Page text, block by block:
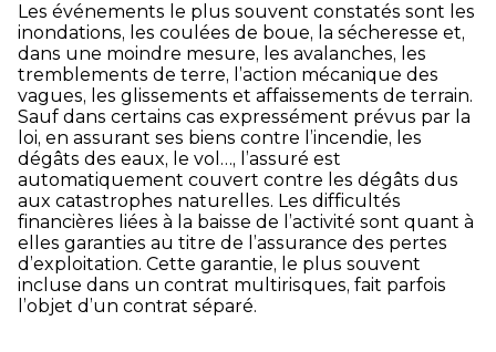
Les événements le plus souvent constatés sont les
inondations, les coulées de boue, la sécheresse et,
dans une moindre mesure, les avalanches, les
tremblements de terre, l’action mécanique des
vagues, les glissements et affaissements de terrain.
Sauf dans certains cas expressément prévus par la
loi, en assurant ses biens contre l’incendie, les
dégâts des eaux, le vol…, l’assuré est
automatiquement couvert contre les dégâts dus
aux catastrophes naturelles. Les difficultés
financières liées à la baisse de l’activité sont quant à
elles garanties au titre de l’assurance des pertes
d’exploitation. Cette garantie, le plus souvent
incluse dans un contrat multirisques, fait parfois
l’objet d’un contrat séparé.